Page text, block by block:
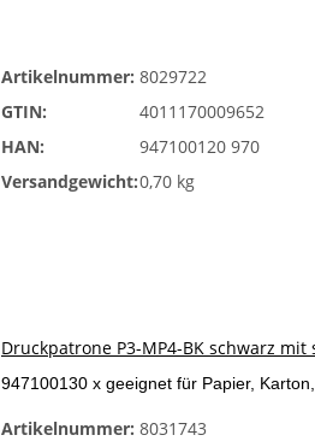
Artikelnummer: 8029722
GTIN:
4011170009652
HAN:
947100120 970
Versandgewicht:0,70 kg
Druckpatrone P3-MP4-BK schwarz
947100130 x geeignet für Papier,
Artikelnummer: 8031743